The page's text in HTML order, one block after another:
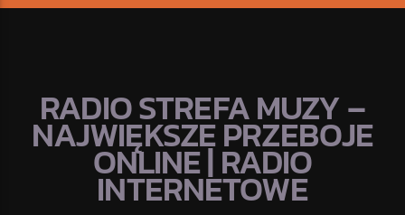
RADIO STREFA MUZY –
NAJWIĘKSZE PRZEBOJE
ONLINE | RADIO
INTERNETOWE